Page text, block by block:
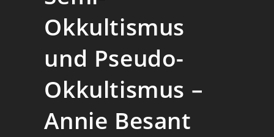
Okkultismus
und Pseudo-
Okkultismus –
Annie Besant